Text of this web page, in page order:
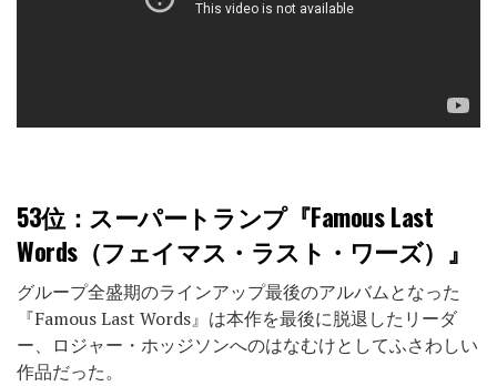
53位 ：スーパートランプ『Famous Last
Words（フェイマス・ラスト・ワーズ）』
グループ全盛期のラインアップ最後のアルバムとなった
『Famous Last Words』は本作を最後に脱退したリーダ
ー、ロジャー・ホッジソンへのはなむけとしてふさわしい
作品だった。